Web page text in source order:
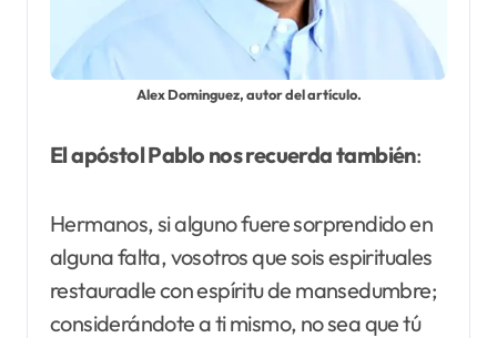
Alex Dominguez, autor del artículo.
El apóstol Pablo nos recuerda también:
Hermanos, si alguno fuere sorprendido en
alguna falta, vosotros que sois espirituales
restauradle con espíritu de mansedumbre;
considerándote a ti mismo, no sea que tú